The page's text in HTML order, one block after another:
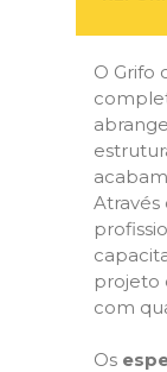
O Grifo
Através
projeto
com
Os